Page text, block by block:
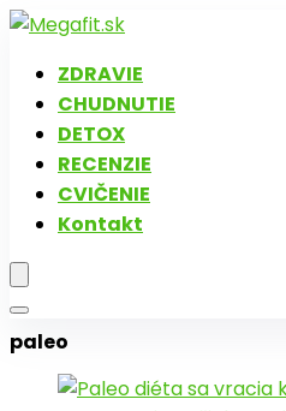
ZDRAVIE
CHUDNUTIE
DETOX
RECENZIE
CVIČENIE
Kontakt
paleo